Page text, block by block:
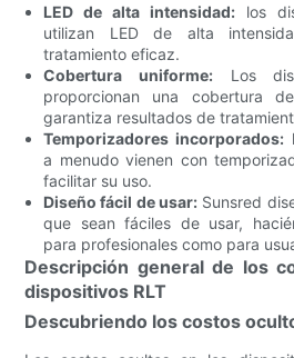
LED de alta intensidad:los
utilizan LED de alta
tratamiento eficaz.
Cobertura uniforme:Los
proporcionan una cobertura
garantiza resultados de
Temporizadores incorporados:
a menudo vienen con
facilitar su uso.
Diseño fácil de usar: Sunsred
que sean fáciles de usar,
para profesionales como para
Descripción general de los
dispositivos RLT
Descubriendo los costos